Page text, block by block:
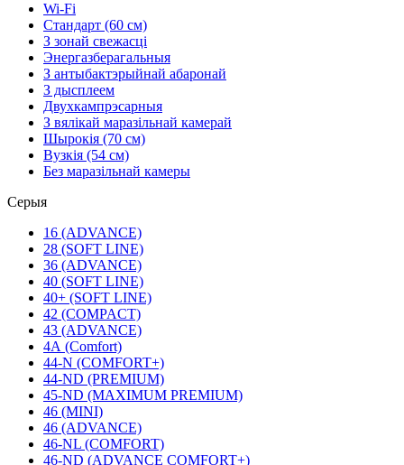
Wi-Fi
Стандарт (60 см)
З зонай свежасці
Энергазберагальныя
З антыбактэрыйнай абаронай
З дысплеем
Двухкампрэсарныя
З вялікай маразільнай камерай
Шырокія (70 см)
Вузкія (54 см)
Без маразільнай камеры
Серыя
16 (ADVANCE)
28 (SOFT LINE)
36 (ADVANCE)
40 (SOFT LINE)
40+ (SOFT LINE)
42 (COMPACT)
43 (ADVANCE)
4А (Comfort)
44-N (COMFORT+)
44-ND (PREMIUM)
45-ND (MAXIMUM PREMIUM)
46 (MINI)
46 (ADVANCE)
46-NL (COMFORT)
46-ND (ADVANCE COMFORT+)